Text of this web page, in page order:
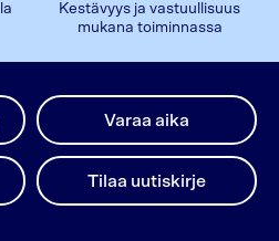
Kestävyys ja vastuullisuus
mukana toiminnassa
Varaa aika
Tilaa uutiskirje